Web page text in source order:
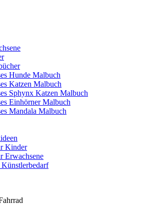
Hunde Malbuch
Katzen Malbuch
Sphynx Katzen Malbuch
Einhörner Malbuch
Mandala Malbuch
Kinder
Erwachsene